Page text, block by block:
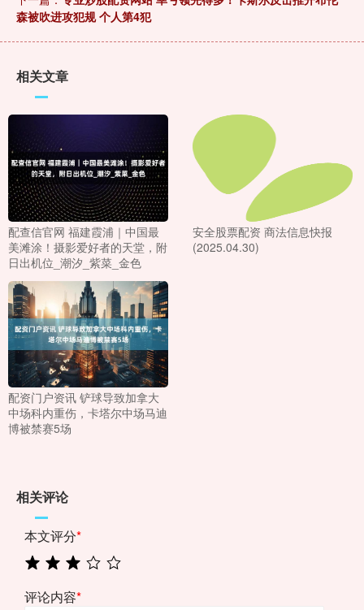
森被吹进攻犯规 个人第4犯
相关文章
配查信官网 福建霞浦｜中国最
美滩涂！摄影爱好者的天堂，附
日出机位_潮汐_紫菜_金色
安全股票配资 商法信息快报
(2025.04.30)
配资门户资讯 铲球导致加拿大
中场科内重伤，卡塔尔中场马迪
博被禁赛5场
相关评论
本文评分*
评论内容*